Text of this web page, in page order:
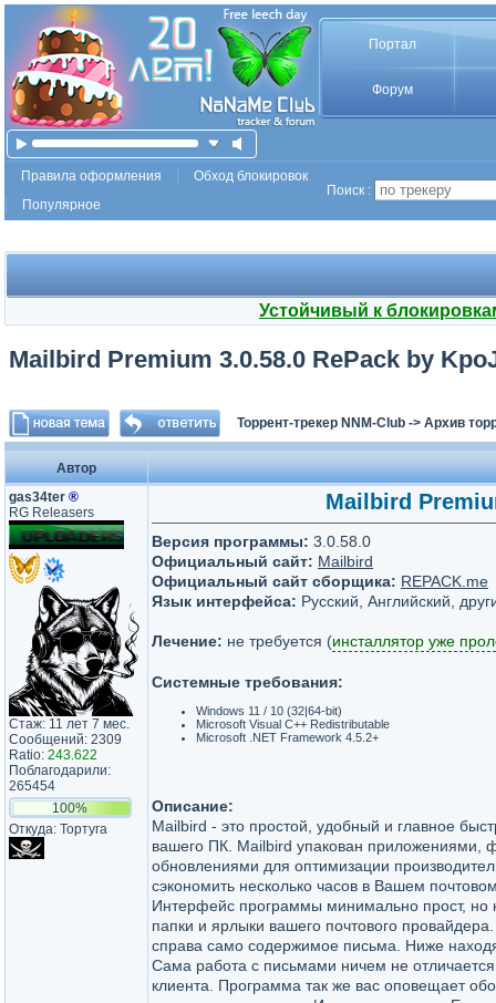
Портал
Форум
Правила оформления
Обход блокировок
Популярное
Поиск :
Устойчивый к
Mailbird Premium 3.0.58.0 RePack by
Торрент-трекер NNM-Club -> Архив
Автор
gas34ter ®
RG Releasers
Стаж: 11 лет 7 мес.
Сообщений: 2309
Ratio: 243.622
Поблагодарили:
265454
100%
Откуда: Тортуга
Mailbird
Версия программы: 3.0.58.0
Официальный сайт: Mailbird
Официальный сайт сборщика: REPACK.me
Язык интерфейса: Русский, Английский,
Лечение: не требуется (инсталлятор уже
Системные требования:
Windows 11 / 10 (32|64-bit)
Microsoft Visual C++ Redistributable
Microsoft .NET Framework 4.5.2+
Описание:
Mailbird - это простой, удобный и главное
вашего ПК. Mailbird упакован приложениями,
обновлениями для оптимизации
сэкономить несколько часов в Вашем
Интерфейс программы минимально прост, но
папки и ярлыки вашего почтового
справа само содержимое письма. Ниже
Сама работа с письмами ничем не отличается
клиента. Программа так же вас оповещает